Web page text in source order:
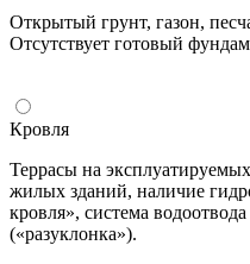
Открытый грунт, газон,
Отсутствует готовый
Кровля
Террасы на
жилых зданий, наличие
кровля», система
(«разуклонка»).